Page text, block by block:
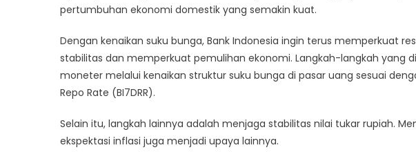
pertumbuhan ekonomi domestik yang semakin kuat.
Dengan kenaikan suku bunga, Bank Indonesia ingin terus memperkuat
stabilitas dan memperkuat pemulihan ekonomi. Langkah-langkah yang
moneter melalui kenaikan struktur suku bunga di pasar uang sesuai
Repo Rate (BI7DRR).
Selain itu, langkah lainnya adalah menjaga stabilitas nilai tukar rupiah.
ekspektasi inflasi juga menjadi upaya lainnya.